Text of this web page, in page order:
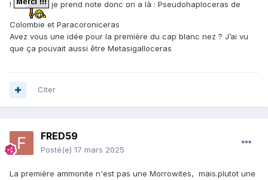
Les espèces colombiennes des deux genres sont décrites
dans Bogdanova et Hoedemaeker, "Barremian-Early Albian
of Colombia", Scripta Geologica , vol. 128, 2004.
noires au Pérou mais elles datent de l'Albien.
!
je prend note donc on a là : Pseudohaploceras de
Colombie et Paracoroniceras
Avez vous une idée pour la première du cap blanc nez ? J’ai vu
que ça pouvait aussi être Metasigalloceras
Citer
FRED59
Posté(e) 17 mars 2025
La première ammonite n'est pas une Morrowites, mais.plutot une